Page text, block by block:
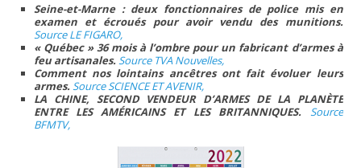
Seine-et-Marne : deux fonctionnaires de police mis en
examen et écroués pour avoir vendu des munitions.
Source LE FIGARO,
« Québec » 36 mois à l’ombre pour un fabricant d’armes à
feu artisanales.Source TVA Nouvelles,
Comment nos lointains ancêtres ont fait évoluer leurs
armes.Source SCIENCE ET AVENIR,
LA CHINE, SECOND VENDEUR D’ARMES DE LA PLANÈTE
ENTRE LES AMÉRICAINS ET LES BRITANNIQUES. Source
BFMTV,